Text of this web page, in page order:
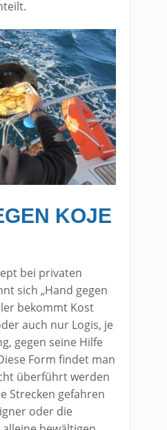
KOJE
bei privaten
sich „Hand gegen
bekommt Kost
auch nur Logis, je
gegen seine Hilfe
Form findet man
überführt werden
Strecken gefahren
oder die